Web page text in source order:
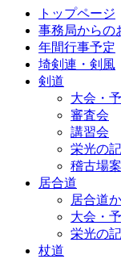
トップページ
事務局からの
年間行事予定
埼剣連・剣風
剣道
大会・
審査会
講習会
栄光の
稽古場
居合道
居合道
大会・
栄光の
杖道